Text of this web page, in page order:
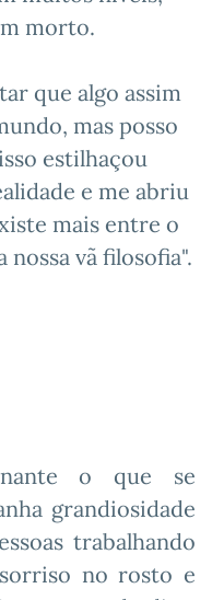
morto.
que algo assim
mas posso
estilhaçou
e me abriu
mais entre o
vã filosofia".
o que se
grandiosidade
trabalhando
no rosto e